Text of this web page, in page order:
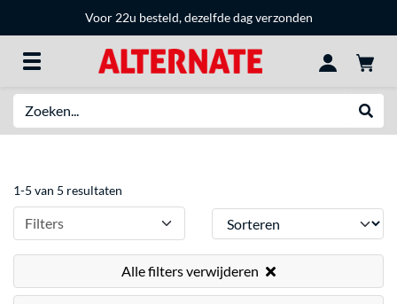
Voor 22u besteld, dezelfde dag verzonden
1-5 van 5 resultaten
Filters Sorteren
Alle filters verwijderen